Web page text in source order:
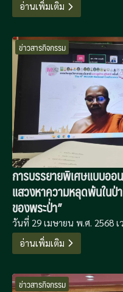
อ่านเพิ่มเติม
ข่าวสารกิจกรรม
การบรรยายพิเศษแบบออ
แสวงหาความหลุดพ้นในป่
ของพระป่่า”
วันที่ 29 เมษายน พ.ศ. 2568
อ่านเพิ่มเติม
ข่าวสารกิจกรรม